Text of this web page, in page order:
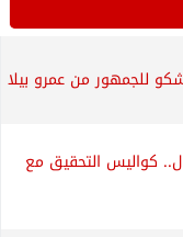
للجمهور من عمرو بيلا
كواليس التحقيق مع